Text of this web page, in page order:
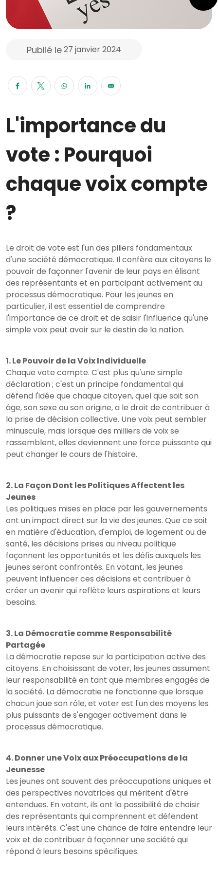
Publié le27 janvier 2024
L'importance du
vote : Pourquoi
chaque voix compte
?
Le droit de vote est l'un des piliers fondamentaux
d'une société démocratique. Il confère aux citoyens le
pouvoir de façonner l'avenir de leur pays en élisant
des représentants et en participant activement au
processus démocratique. Pour les jeunes en
particulier, il est essentiel de comprendre
l'importance de ce droit et de saisir l'influence qu'une
simple voix peut avoir sur le destin de la nation.
1. Le Pouvoir de la Voix Individuelle
Chaque vote compte. C'est plus qu'une simple
déclaration ; c'est un principe fondamental qui
défend l'idée que chaque citoyen, quel que soit son
âge, son sexe ou son origine, a le droit de contribuer à
la prise de décision collective. Une voix peut sembler
minuscule, mais lorsque des milliers de voix se
rassemblent, elles deviennent une force puissante qui
peut changer le cours de l'histoire.
2. La Façon Dont les Politiques Affectent les
Jeunes
Les politiques mises en place par les gouvernements
ont un impact direct sur la vie des jeunes. Que ce soit
en matière d'éducation, d'emploi, de logement ou de
santé, les décisions prises au niveau politique
façonnent les opportunités et les défis auxquels les
jeunes seront confrontés. En votant, les jeunes
peuvent influencer ces décisions et contribuer à
créer un avenir qui reflète leurs aspirations et leurs
besoins.
3. La Démocratie comme Responsabilité
Partagée
La démocratie repose sur la participation active des
citoyens. En choisissant de voter, les jeunes assument
leur responsabilité en tant que membres engagés de
la société. La démocratie ne fonctionne que lorsque
chacun joue son rôle, et voter est l'un des moyens les
plus puissants de s'engager activement dans le
processus démocratique.
4. Donner une Voix aux Préoccupations de la
Jeunesse
Les jeunes ont souvent des préoccupations uniques et
des perspectives novatrices qui méritent d'être
entendues. En votant, ils ont la possibilité de choisir
des représentants qui comprennent et défendent
leurs intérêts. C'est une chance de faire entendre leur
voix et de contribuer à façonner une société qui
répond à leurs besoins spécifiques.